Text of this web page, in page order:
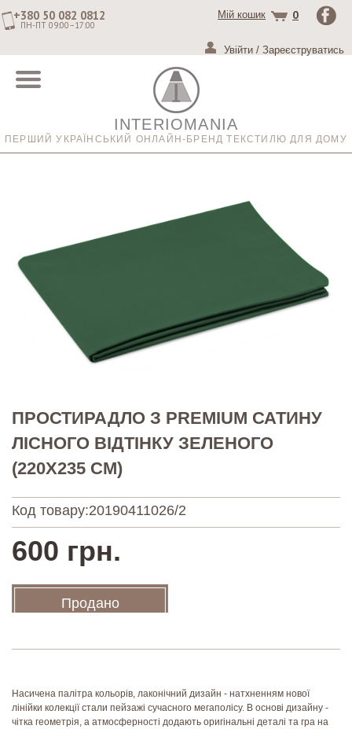
+380 50 082 0812
ПН-ПТ 09:00–17:00
Мій кошик 0
Увійти / Зареєструватись
INTERIOMANIA
ПЕРШИЙ УКРАЇНСЬКИЙ ОНЛАЙН-БРЕНД ТЕКСТИЛЮ ДЛЯ ДОМУ
ПРОСТИРАДЛО З PREMIUM САТИНУ
ЛІСНОГО ВІДТІНКУ ЗЕЛЕНОГО
(220Х235 СМ)
Код товару:20190411026/2
600 грн.
Продано
Насичена палітра кольорів, лаконічний дизайн - натхненням нової
лінійки колекції стали пейзажі сучасного мегаполісу. В основі дизайну -
чітка геометрія, а атмосферності додають оригінальні деталі та гра на